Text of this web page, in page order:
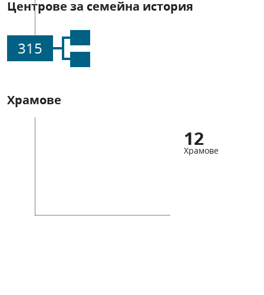
Центрове за семейна история
315
Храмове
12
Храмове